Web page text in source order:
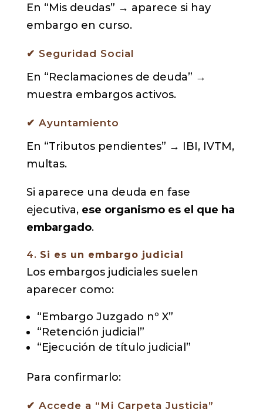
En “Mis deudas” → aparece si hay
embargo en curso.
✔ Seguridad Social
En “Reclamaciones de deuda” →
muestra embargos activos.
✔ Ayuntamiento
En “Tributos pendientes” → IBI, IVTM,
multas.
Si aparece una deuda en fase
ejecutiva, ese organismo es el que ha
embargado.
4. Si es un embargo judicial
Los embargos judiciales suelen
aparecer como:
“Embargo Juzgado nº X”
“Retención judicial”
“Ejecución de título judicial”
Para confirmarlo:
✔ Accede a “Mi Carpeta Justicia”